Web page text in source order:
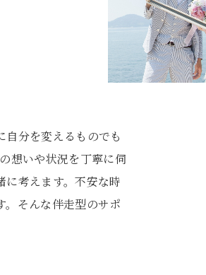
分を変えるものでも
想いや状況を丁寧に伺
に考えます。不安な時
。そんな伴走型のサポ